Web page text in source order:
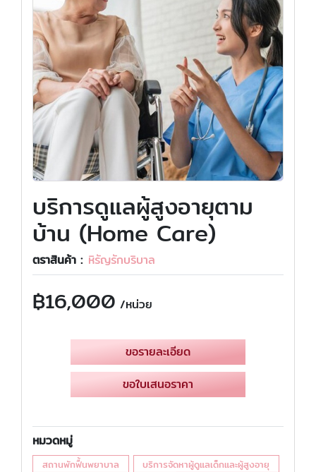
บริการดูแลผู้สูงอายุตาม
บ้าน (Home Care)
ตราสินค้า : หิรัญรักบริบาล
฿16,000 /หน่วย
ขอรายละเอียด
ขอใบเสนอราคา
หมวดหมู่
สถานพักฟื้นพยาบาล
บริการจัดหาผู้ดูแลเด็กและผู้สูงอายุ